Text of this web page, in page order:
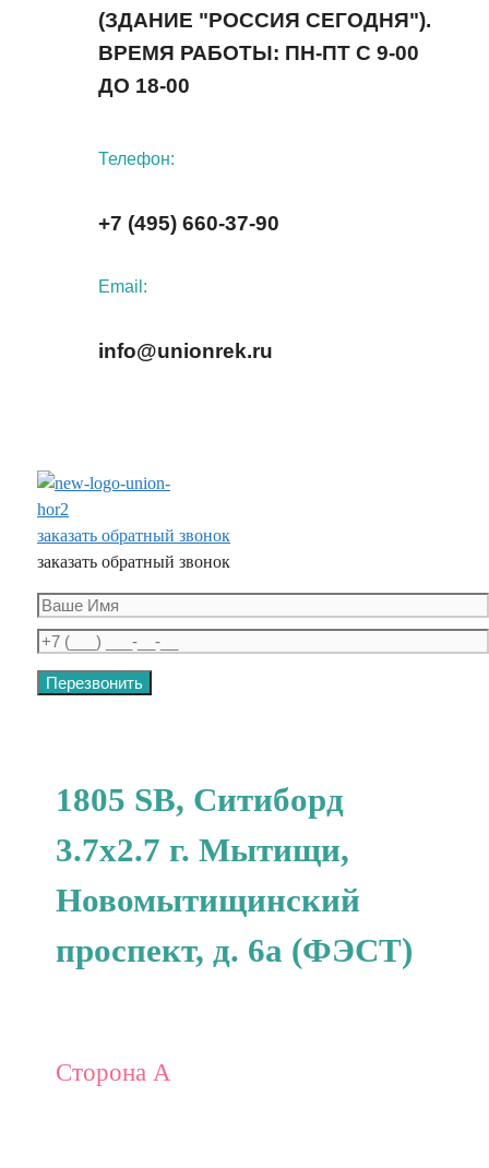
(ЗДАНИЕ "РОССИЯ СЕГОДНЯ").
ВРЕМЯ РАБОТЫ: ПН-ПТ С 9-00
ДО 18-00
Телефон:
+7 (495) 660-37-90
Email:
info@unionrek.ru
заказать обратный звонок
заказать обратный звонок
1805 SB, Ситиборд
3.7x2.7 г. Мытищи,
Новомытищинский
проспект, д. 6а (ФЭСТ)
Сторона А